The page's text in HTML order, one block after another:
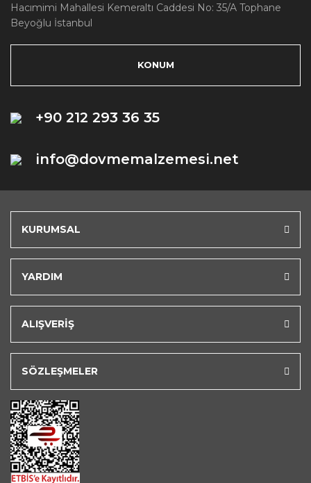
Hacımimi Mahallesi Kemeraltı Caddesi No: 35/A Tophane
Beyoğlu İstanbul
KONUM
+90 212 293 36 35
info@dovmemalzemesi.net
KURUMSAL
YARDIM
ALIŞVERİŞ
SÖZLEŞMELER